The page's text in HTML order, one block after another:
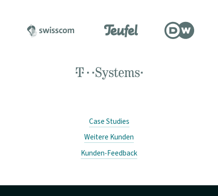
Case Studies
Weitere Kunden
Kunden-Feedback